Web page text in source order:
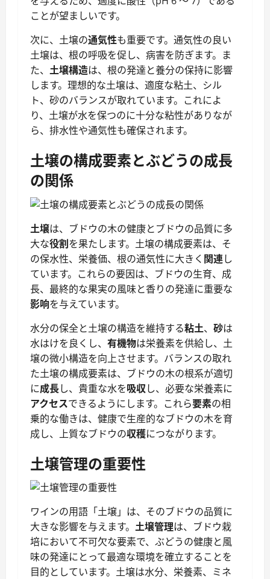
ことが望ましいです。
次に、土壌の通気性も重要です。通気性の良い
土壌は、根の呼吸を促し、病害を防ぎます。ま
た、 土壌構造は、根の発達と養分の保持に影響
します。理想的な土壌は、適度な粘土、シル
ト、砂のバランスが取れています。これによ
り、土壌が水を保つのに十分な粘性がありなが
ら、排水性や通気性も確保されます。
土壌の構成要素とぶどうの成長
の関係
土壌は、ブドウの木の健康とブドウの品質に多
大な役割を果たします。土壌の構成要素は、そ
の保水性、栄養価、根の通気性に大きく 関連し
ています。これらの要因は、ブドウの生育、成
長、最終的な果実の風味と香りの発達に重要な
影响を与えています。
水分の保全と土壌の構造を維持する粘土、 砂は
水はけを良くし、 有機物は栄養素を供給し、土
壌の微小構造を向上させます。バランスの取れ
た土壌の構成要素は、ブドウの木の根系が適切
に成長し、貴重な水を吸収し、必要な栄養素に
アクセスできるようにします。これら要素の相
乗的な働きは、健康で生産的なブドウの木を育
成し、上質なブドウの収穫につながります。
土壌管理の重要性
ワインの用語「土壌」は、そのブドウの品質に
大きな影響を与えます。 土壌管理は、ブドウ栽
培において不可欠な要素で、ぶどうの健康と風
味の発達にとって最適な環境を確立することを
目的としています。土壌は水分、栄養素、ミネ